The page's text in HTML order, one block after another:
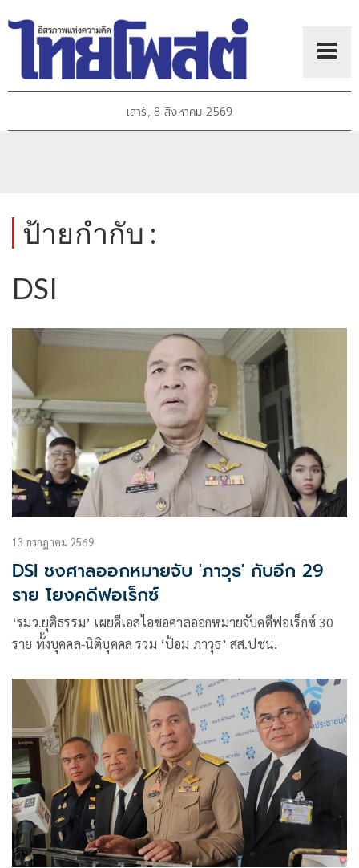
เสาร์, 8 สิงหาคม 2569
ป้ายกำกับ :
DSI
13 กรกฎาคม 2569
DSI ชงศาลออกหมายจับ 'ภาวุธ' กับอีก 29
ราย โยงคดีฟอเร็กซ์
‘รมว.ยุติธรรม’ เผยดีเอสไอขอศาลออกหมายจับคดีฟอเร็กซ์ 30
ราย ทั้งบุคคล-นิติบุคคล รวม ‘ป้อม ภาวุธ’ สส.ปชน.